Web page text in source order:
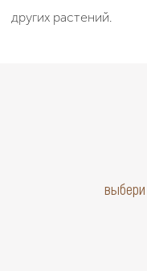
других растений.